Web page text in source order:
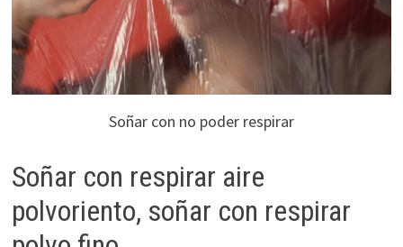
Soñar con no poder respirar
Soñar con respirar aire
polvoriento, soñar con respirar